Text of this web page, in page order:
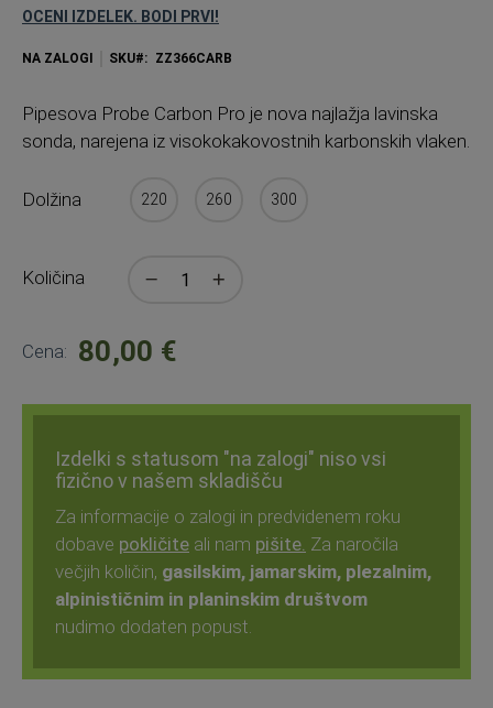
OCENI IZDELEK. BODI PRVI!
NA ZALOGI SKU ZZ366CARB
Pipesova Probe Carbon Pro je nova najlažja lavinska
sonda, narejena iz visokokakovostnih karbonskih vlaken.
Dolžina 220 260 300
Količina
Cena: 80,00 €
Izdelki s statusom "na zalogi" niso vsi
fizično v našem skladišču
Za informacije o zalogi in predvidenem roku
dobave pokličite ali nam pišite. Za naročila
večjih količin, gasilskim, jamarskim, plezalnim,
alpinističnim in planinskim društvom
nudimo dodaten popust.